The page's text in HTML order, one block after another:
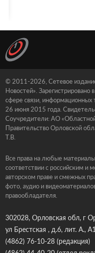
© 2011-2026, Сетевое
Новостей».
сфере связи, информационных
26 июня 2015 года.
Соучредители: АО
Правительство Орловской
Т.В.
Все права на любые
соответствии с российским и
авторском праве и смежных
фото, аудио и
правообладателя.
302028, Орловская обл, г
ул Брестская , д.6, лит. А.,
(4862) 76-10-28(редакция)